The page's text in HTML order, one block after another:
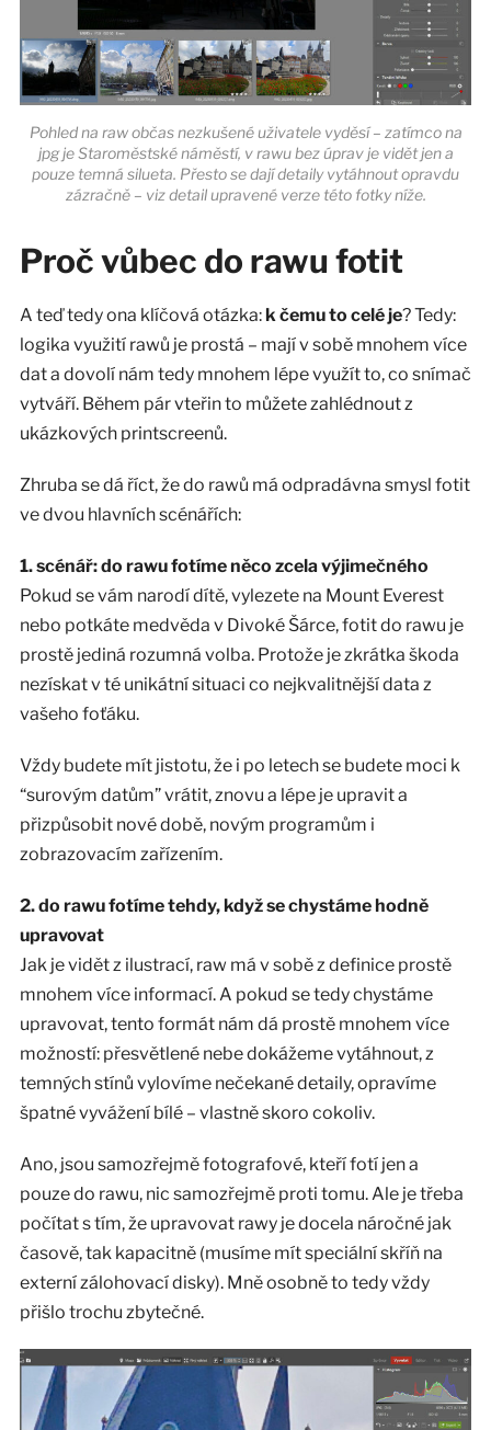
Pohled na raw občas nezkušené uživatele vyděsí – zatímco na
jpg je Staroměstské náměstí, v rawu bez úprav je vidět jen a
pouze temná silueta. Přesto se dají detaily vytáhnout opravdu
zázračně – viz detail upravené verze této fotky níže.
Proč vůbec do rawu fotit
A teď tedy ona klíčová otázka:k čemu to celé je? Tedy:
logika využití rawů je prostá – mají v sobě mnohem více
dat a dovolí nám tedy mnohem lépe využít to, co snímač
vytváří. Během pár vteřin to můžete zahlédnout z
ukázkových printscreenů.
Zhruba se dá říct, že do rawů má odpradávna smysl fotit
ve dvou hlavních scénářích:
1. scénář: do rawu fotíme něco zcela výjimečného
Pokud se vám narodí dítě, vylezete na Mount Everest
nebo potkáte medvěda v Divoké Šárce, fotit do rawu je
prostě jediná rozumná volba. Protože je zkrátka škoda
nezískat v té unikátní situaci co nejkvalitnější data z
vašeho foťáku.
Vždy budete mít jistotu, že i po letech se budete moci k
“surovým datům” vrátit, znovu a lépe je upravit a
přizpůsobit nové době, novým programům i
zobrazovacím zařízením.
2. do rawu fotíme tehdy, když se chystáme hodně
upravovat
Jak je vidět z ilustrací, raw má v sobě z definice prostě
mnohem více informací. A pokud se tedy chystáme
upravovat, tento formát nám dá prostě mnohem více
možností: přesvětlené nebe dokážeme vytáhnout, z
temných stínů vylovíme nečekané detaily, opravíme
špatné vyvážení bílé – vlastně skoro cokoliv.
Ano, jsou samozřejmě fotografové, kteří fotí jen a
pouze do rawu, nic samozřejmě proti tomu. Ale je třeba
počítat s tím, že upravovat rawy je docela náročné jak
časově, tak kapacitně (musíme mít speciální skříň na
externí zálohovací disky). Mně osobně to tedy vždy
přišlo trochu zbytečné.